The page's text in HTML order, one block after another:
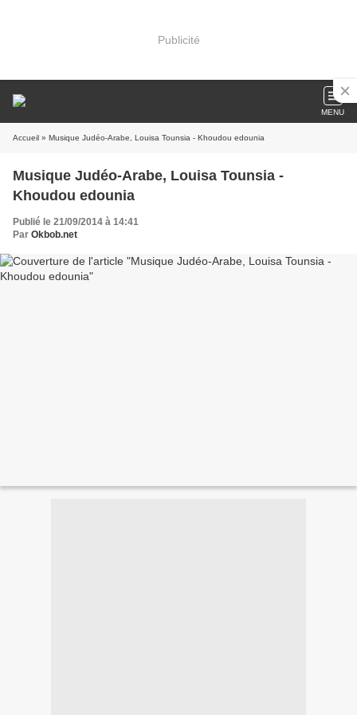
Publicité
MENU
Accueil » Musique Judéo-Arabe, Louisa Tounsia - Khoudou edounia
Musique Judéo-Arabe, Louisa Tounsia -
Khoudou edounia
Publié le 21/09/2014 à 14:41
Par Okbob.net